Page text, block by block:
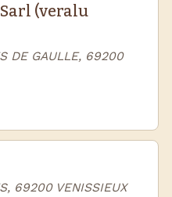
(veralu
DE GAULLE, 69200
69200 VENISSIEUX